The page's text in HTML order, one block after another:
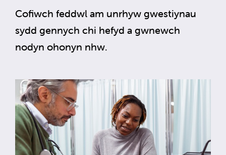
Cofiwch feddwl am unrhyw gwestiynau
sydd gennych chi hefyd a gwnewch
nodyn ohonyn nhw.